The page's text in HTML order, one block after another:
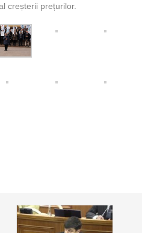
creșterii prețurilor.